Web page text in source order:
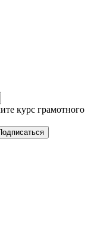
курс грамотного